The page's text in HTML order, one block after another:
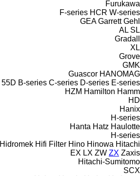
Furukawa
F-series HCR W-series
GEA Garrett Gehl
AL SL
Gradall
XL
Grove
GMK
Guascor HANOMAG
55D B-series C-series D-series E-series
HZM Hamilton Hamm
HD
Hanix
H-series
Hanta Hatz Haulotte
H-series
Hidromek Hifi Filter Hino Hinowa Hitachi
EX LX ZW ZX Zaxis
Hitachi-Sumitomo
SCX